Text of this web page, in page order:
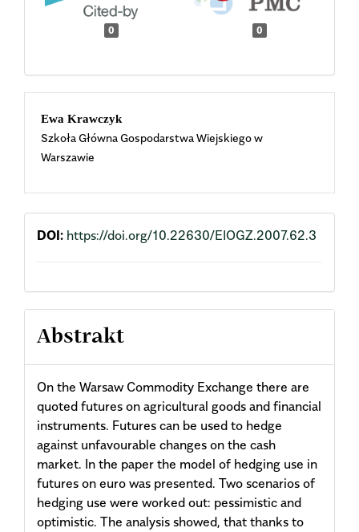
0 0
Main
Article
Content
Ewa Krawczyk
Szkoła Główna Gospodarstwa Wiejskiego w
Warszawie
DOI: https://doi.org/10.22630/EIOGZ.2007.62.3
Abstrakt
On the Warsaw Commodity Exchange there are
quoted futures on agricultural goods and financial
instruments. Futures can be used to hedge
against unfavourable changes on the cash
market. In the paper the model of hedging use in
futures on euro was presented. Two scenarios of
hedging use were worked out: pessimistic and
optimistic. The analysis showed, that thanks to